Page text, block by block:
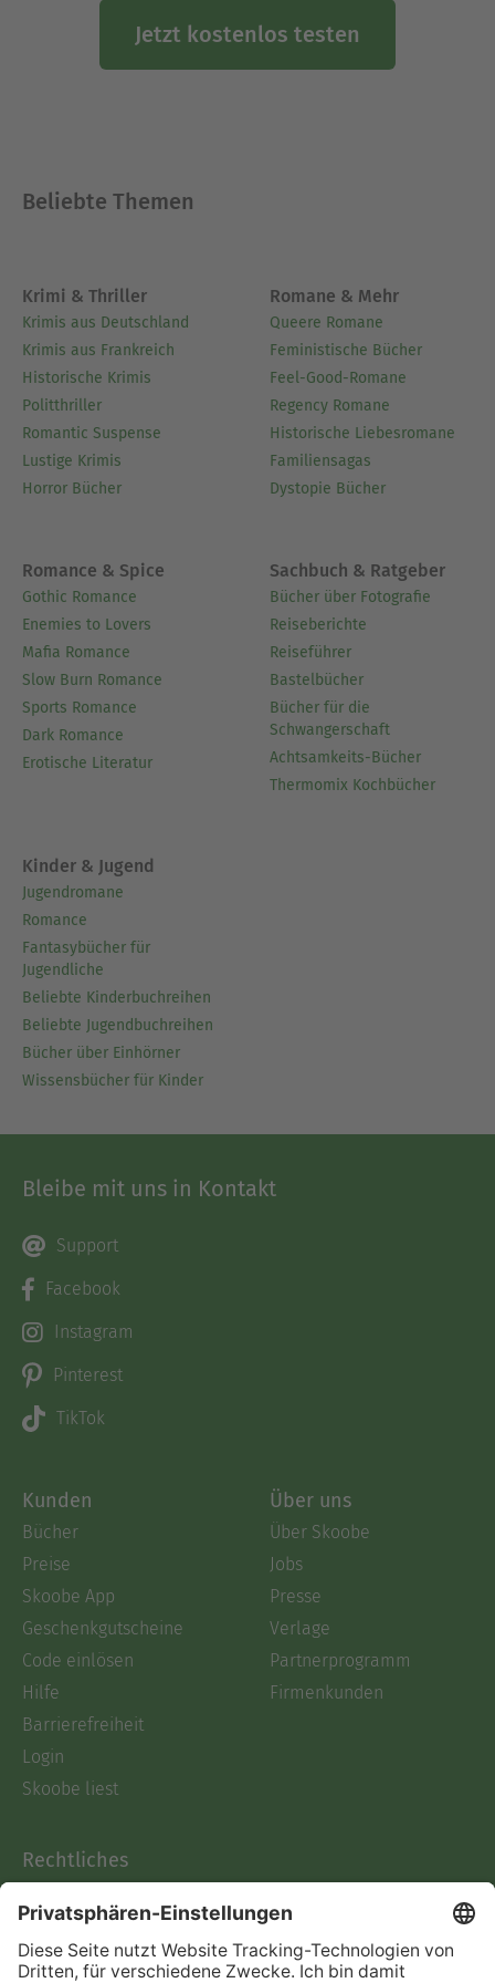
Jetzt kostenlos testen
Beliebte Themen
Krimi & Thriller
Krimis aus Deutschland
Krimis aus Frankreich
Historische Krimis
Politthriller
Romantic Suspense
Lustige Krimis
Horror Bücher
Romane & Mehr
Queere Romane
Feministische Bücher
Feel-Good-Romane
Regency Romane
Historische Liebesromane
Familiensagas
Dystopie Bücher
Romance & Spice
Gothic Romance
Enemies to Lovers
Mafia Romance
Slow Burn Romance
Sports Romance
Dark Romance
Erotische Literatur
Sachbuch & Ratgeber
Bücher über Fotografie
Reiseberichte
Reiseführer
Bastelbücher
Bücher für die
Schwangerschaft
Achtsamkeits-Bücher
Thermomix Kochbücher
Kinder & Jugend
Jugendromane
Romance
Fantasybücher für
Jugendliche
Beliebte Kinderbuchreihen
Beliebte Jugendbuchreihen
Bücher über Einhörner
Wissensbücher für Kinder
Bleibe mit uns in Kontakt
Support
Facebook
Instagram
Pinterest
TikTok
Kunden
Bücher
Preise
Skoobe App
Geschenkgutscheine
Code einlösen
Hilfe
Barrierefreiheit
Login
Skoobe liest
Über uns
Über Skoobe
Jobs
Presse
Verlage
Partnerprogramm
Firmenkunden
Rechtliches
AGB
Informationen nach Data